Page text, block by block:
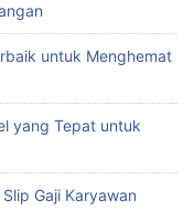
untuk Menghemat
yang Tepat untuk
Gaji Karyawan